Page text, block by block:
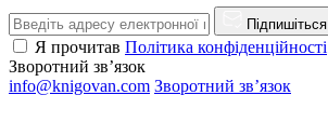
Підпишіться
Я прочитав Політика конфіденційності
Зворотний зв’язок
info@knigovan.com Зворотний зв’язок